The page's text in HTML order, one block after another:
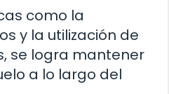
como la
y la utilización de
se logra mantener
a lo largo del